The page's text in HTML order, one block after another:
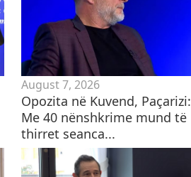
August 7, 2026
Opozita në Kuvend, Paçarizi:
Me 40 nënshkrime mund të
thirret seanca...